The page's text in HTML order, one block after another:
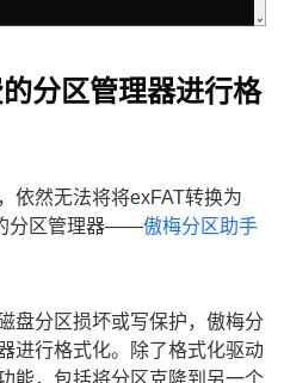
分区管理器进行格
依然无法将将exFAT转换为
分区管理器——傲梅分区助手
盘分区损坏或写保护，傲梅分
进行格式化。除了格式化驱动
能，包括将分区克隆到另一个